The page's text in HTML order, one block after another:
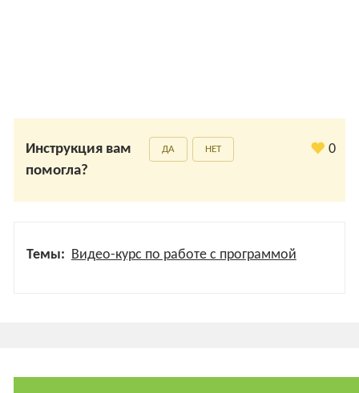
Инструкция вам
помогла?
ДА НЕТ 0
Темы: Видео-курс по работе с программой